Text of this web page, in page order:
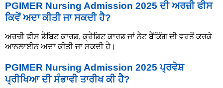
PGIMER Nursing Admission 2025 ਦੀ ਅਰਜ਼ੀ ਫੀਸ
ਕਿਵੇਂ ਅਦਾ ਕੀਤੀ ਜਾ ਸਕਦੀ ਹੈ?
ਅਰਜ਼ੀ ਫੀਸ ਡੈਬਿਟ ਕਾਰਡ, ਕ੍ਰੈਡਿਟ ਕਾਰਡ ਜਾਂ ਨੈਟ ਬੈਂਕਿੰਗ ਦੀ ਵਰਤੋਂ ਕਰਕੇ
ਆਨਲਾਈਨ ਅਦਾ ਕੀਤੀ ਜਾ ਸਕਦੀ ਹੈ।
PGIMER Nursing Admission 2025 ਪ੍ਰਵੇਸ਼
ਪ੍ਰੀਖਿਆ ਦੀ ਸੰਭਾਵੀ ਤਾਰੀਖ ਕੀ ਹੈ?